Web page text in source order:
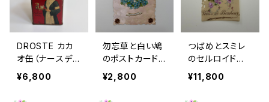
DROSTE カカ
オ缶（ナースデザ
イン）｜ヨーロッ
パアンティーク
¥6,800
勿忘草と白い鳩
のポストカード
（Ne m’oubliez
pas）｜フランス
¥2,800
つばめとスミレ
のセルロイド製
ポストカード｜
フランスアンティ
¥11,800